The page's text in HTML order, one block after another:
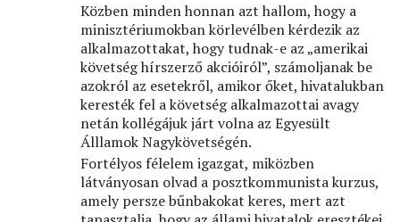
Közben minden honnan azt hallom, hogy a
minisztériumokban körlevélben kérdezik az
alkalmazottakat, hogy tudnak-e az „amerikai
követség hírszerző akcióiról”, számoljanak be
azokról az esetekről, amikor őket, hivatalukban
keresték fel a követség alkalmazottai avagy
netán kollégájuk járt volna az Egyesült
Álllamok Nagykövetségén.
Fortélyos félelem igazgat, miközben
látványosan olvad a posztkommunista kurzus,
amely persze bűnbakokat keres, mert azt